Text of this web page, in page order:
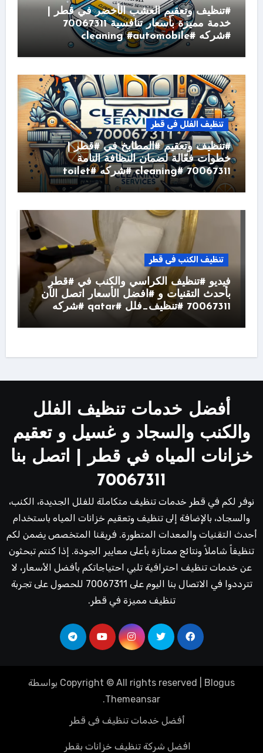
#تنظيف وتعقيم العشب الأخضر في قطر |
خدمة مميزة بأسعار تنافسية 70067311
#شركه #cleaning #automobile
تنظيف الفلل فى قطر
#تنظيف وتعقيم #المطابخ في #قطر |
خطوات فعّالة لضمان النظافة التامة
70067311 #cleaning #شركه #toilet
تنظيف الكنب فى قطر
فيديو #تنظيف الكراسي والكنب في #قطر
بأحدث التقنيات و #افضل الأسعار اتصل الآن
70067311 #تنظيف_فلل #qatar #شركه
أفضل خدمات تنظيف الفلل
والكنب والسجاد و غسيل و تعقيم
خزانات المياه في قطر | اتصل بنا
70067311
نوفر لكم في قطر خدمات تنظيف متكاملة للفلل الجديدة، الكنب،
والسجاد، بالإضافة إلى تنظيف وتعقيم خزانات المياه باستخدام
أحدث التقنيات والمعدات المتطورة. فريقنا المتخصص يضمن لكم
تنظيفاً شاملاً ونتائج ممتازة بأعلى معايير الجودة. إذا كنتم تبحثون
عن خدمات تنظيف احترافية تلبي احتياجاتكم بأفضل الأسعار، لا
تترددوا في الاتصال بنا اليوم على 70067311 للحصول على تجربة
تنظيف مميزة في قطر.
Copyright © All rights reserved Blogus
بواسطة
Themeansar
.
أفضل خدمات تنظيف فى قطر
افضل شركة تنظيف خزانات بقطر